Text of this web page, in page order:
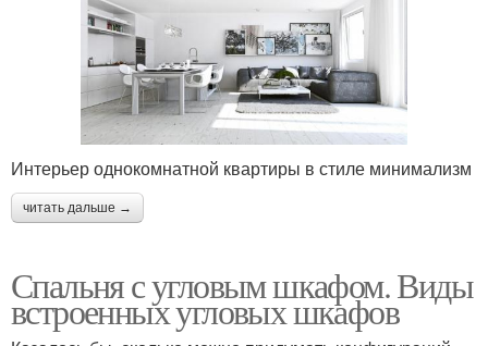
Интерьер однокомнатной квартиры в стиле минимализм
читать дальше →
Спальня с угловым шкафом. Виды
встроенных угловых шкафов